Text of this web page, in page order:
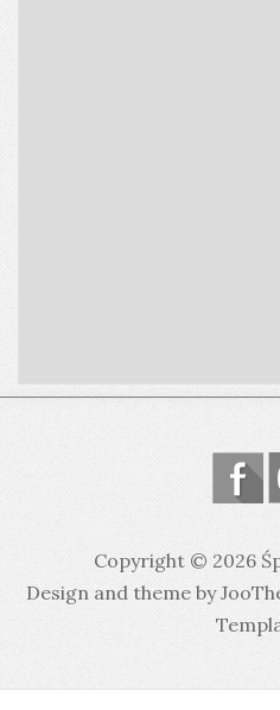
Copyright © 2026
Design and theme by